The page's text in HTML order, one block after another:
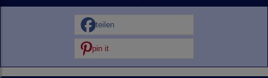
teilen
pin it